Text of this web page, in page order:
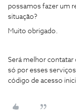
possamos fazer um
situação?
Muito obrigado.
Será melhor contatar
só por esses
código de acesso